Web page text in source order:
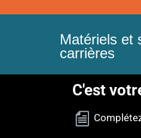
Matériels et
carrières
C'est